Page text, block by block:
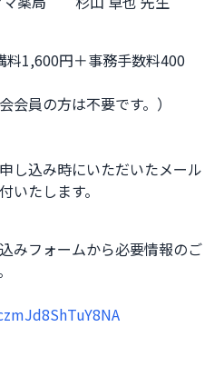
1,600円＋事務手数料400
の方は不要です。）
し込み時にいただいたメール
いたします。
みフォームから必要情報のご